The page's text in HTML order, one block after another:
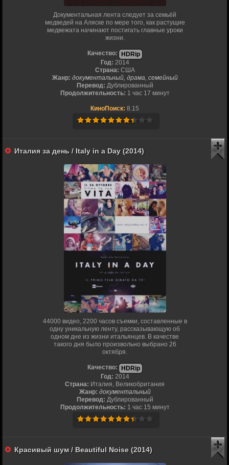
Документальная лента следует за семьёй
медведей на Аляске по мере того, как растущие
медвежата начинают постигать главные уроки
жизни.
Качество:
HDRip
Год: 2014
Страна: США
Жанр: документальный, драма, семейный
Перевод: Дублированный
Продолжительность: 1 час 17 минут
КиноПоиск: 8.15
Италия за день / Italy in a Day (2014)
44000 видео, 2200 часов съемки, составленные в
одну уникальную ленту, рассказывающую об
одном дне из жизни итальянцев. В качестве
такого дня было произвольно выбрано 26
октября.
Качество:
HDRip
Год: 2014
Страна: Италия, Великобритания
Жанр: документальный
Перевод: Дублированный
Продолжительность: 1 час 15 минут
Красивый шум / Beautiful Noise (2014)